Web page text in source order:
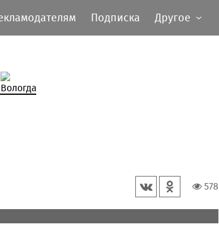
Подписка Другое
578
станках и на специальных